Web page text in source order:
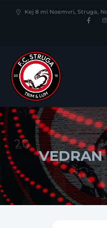
Kej 8 mi Noemvri, Struga,
VEDRAN